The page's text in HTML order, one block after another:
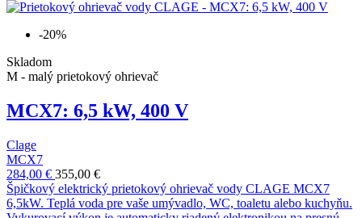
-20%
Skladom
M - malý prietokový ohrievač
MCX7: 6,5 kW, 400 V
Clage
MCX7
284,00 € 355,00 €
Špičkový elektrický prietokový ohrievač vody CLAGE MCX7
6,5kW. Teplá voda pre vaše umývadlo, WC, toaletu alebo kuchyňu.